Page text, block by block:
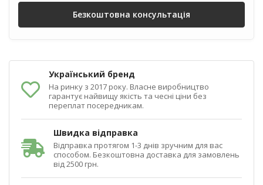
Безкоштовна консультація
Український бренд
На ринку з 2017 року. Власне виробництво
гарантує найвищу якість та чесні ціни без
переплат посередникам.
Швидка відправка
Відправка протягом 1-3 днів зручним для вас
способом. Безкоштовна доставка для замовлень
від 2500 грн.